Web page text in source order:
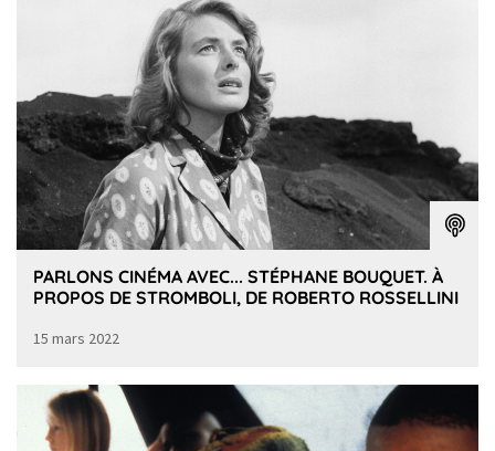
PARLONS CINÉMA AVEC... STÉPHANE BOUQUET. À
PROPOS DE STROMBOLI, DE ROBERTO ROSSELLINI
15 mars 2022